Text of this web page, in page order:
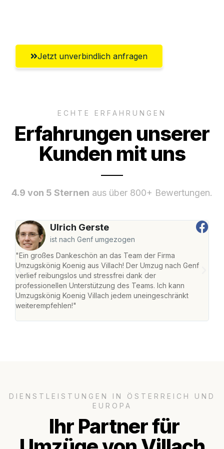
Jetzt unverbindlich anfragen
ECHTE ERFAHRUNGEN
Erfahrungen unserer
Kunden mit uns
4.9 von 5 Sternen aus über 800+ Bewertungen.
Ulrich Gerste
ist nach Genf umgezogen
"Ein großes Dankeschön an das Team der Firma
Umzugskönig Koenig aus Villach! Der Umzug nach Genf
verlief reibungslos und stressfrei dank der
professionellen Unterstützung des Teams. Ich kann
Umzugskönig Koenig Villach jedem uneingeschränkt
weiterempfehlen!"
DIENSTLEISTUNGEN IN ÖSTERREICH UND
EUROPA
Ihr Partner für